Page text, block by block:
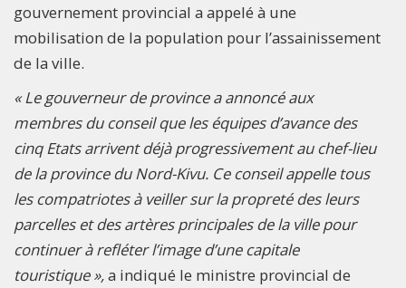
gouvernement provincial a appelé à une
mobilisation de la population pour l’assainissement
de la ville.
« Le gouverneur de province a annoncé aux
membres du conseil que les équipes d’avance des
cinq Etats arrivent déjà progressivement au chef-lieu
de la province du Nord-Kivu. Ce conseil appelle tous
les compatriotes à veiller sur la propreté des leurs
parcelles et des artères principales de la ville pour
continuer à refléter l’image d’une capitale
touristique »,a indiqué le ministre provincial de